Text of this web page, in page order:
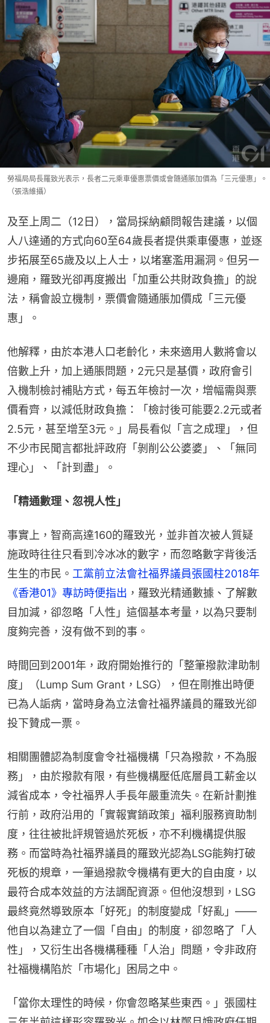
勞福局局長羅致光表示，長者二元乘車優惠票價或會隨通脹加價為「三元優惠」。
（張浩維攝）
及至上周二（12日），當局採納顧問報告建議，以個
人八達通的方式向60至64歲長者提供乘車優惠，並逐
步拓展至65歲及以上人士，以堵塞濫用漏洞。但另一
邊廂，羅致光卻再度搬出「加重公共財政負擔」的說
法，稱會設立機制，票價會隨通脹加價成「三元優
惠」。
他解釋，由於本港人口老齡化，未來適用人數將會以
倍數上升，加上通脹問題，2元只是基價，政府會引
入機制檢討補貼方式，每五年檢討一次，增幅需與票
價看齊，以減低財政負擔：「檢討後可能要2.2元或者
2.5元，甚至增至3元。」局長看似「言之成理」，但
不少市民聞言都批評政府「剝削公公婆婆」、「無同
理心」、「計到盡」。
「精通數理、忽視人性」
事實上，智商高達160的羅致光，並非首次被人質疑
施政時往往只看到冷冰冰的數字，而忽略數字背後活
生生的市民。 工黨前立法會社福界議員張國柱2018年
《香港01》專訪時便指出 ，羅致光精通數據、了解數
目加減，卻忽略「人性」這個基本考量，以為只要制
度夠完善，沒有做不到的事。
時間回到2001年，政府開始推行的「整筆撥款津助制
度」（Lump Sum Grant，LSG），但在剛推出時便
已為人詬病，當時身為立法會社福界議員的羅致光卻
投下贊成一票。
相關團體認為制度會令社福機構「只為撥款，不為服
務」，由於撥款有限，有些機構壓低底層員工薪金以
減省成本，令社福界人手長年嚴重流失。在新計劃推
行前，政府沿用的「實報實銷政策」福利服務資助制
度，往往被批評規管過於死板，亦不利機構提供服
務。而當時為社福界議員的羅致光認為LSG能夠打破
死板的規章，一筆過撥款令機構有更大的自由度，以
最符合成本效益的方法調配資源。但他沒想到，LSG
最終竟然導致原本「好死」的制度變成「好亂」——
他自以為建立了一個「自由」的制度，卻忽略了「人
性」，又衍生出各機構種種「人治」問題，令非政府
社福機構陷於「市場化」困局之中。
「當你太理性的時候，你會忽略某些東西。」張國柱